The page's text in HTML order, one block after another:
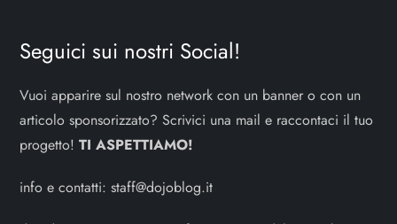
Seguici sui nostri Social!
Vuoi apparire sul nostro network con un banner o con un
articolo sponsorizzato? Scrivici una mail e raccontaci il tuo
progetto!TI ASPETTIAMO!
info e contatti:staff@dojoblog.it